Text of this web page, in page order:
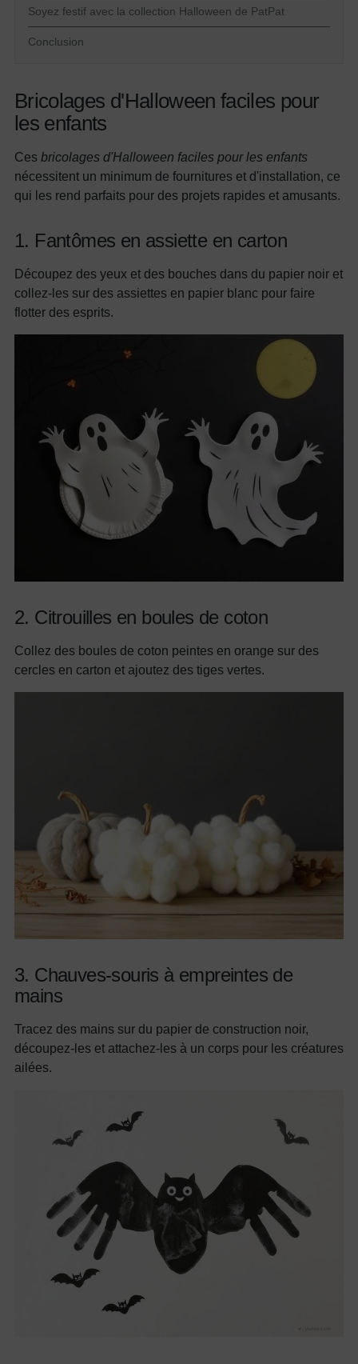
Soyez festif avec la collection Halloween de PatPat
Conclusion
Bricolages d'Halloween faciles pour
les enfants
Ces bricolages d'Halloween faciles pour les enfants
nécessitent un minimum de fournitures et d'installation, ce
qui les rend parfaits pour des projets rapides et amusants.
1. Fantômes en assiette en carton
Découpez des yeux et des bouches dans du papier noir et
collez-les sur des assiettes en papier blanc pour faire
flotter des esprits.
2. Citrouilles en boules de coton
Collez des boules de coton peintes en orange sur des
cercles en carton et ajoutez des tiges vertes.
3. Chauves-souris à empreintes de
mains
Tracez des mains sur du papier de construction noir,
découpez-les et attachez-les à un corps pour les créatures
ailées.